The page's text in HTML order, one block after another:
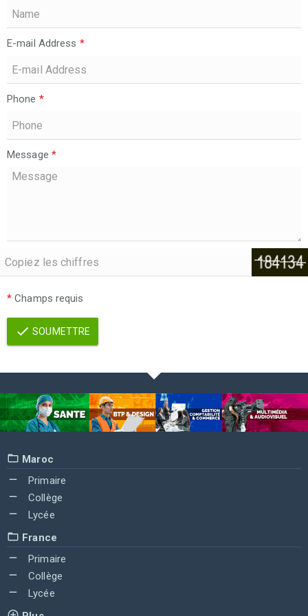
E-mail Address *
Phone *
Message *
* Champs requis
SOUMETTRE
Maroc
Primaire
Collège
Lycée
France
Primaire
Collège
Lycée